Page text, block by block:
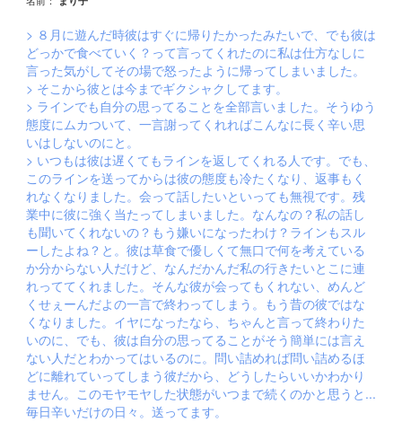
> ８月に遊んだ時彼はすぐに帰りたかったみたいで、でも彼は
どっかで食べていく？って言ってくれたのに私は仕方なしに
言った気がしてその場で怒ったように帰ってしまいました。
> そこから彼とは今までギクシャクしてます。
> ラインでも自分の思ってることを全部言いました。そうゆう
態度にムカついて、一言謝ってくれればこんなに長く辛い思
いはしないのにと。
> いつもは彼は遅くてもラインを返してくれる人です。でも、
このラインを送ってからは彼の態度も冷たくなり、返事もく
れなくなりました。会って話したいといっても無視です。残
業中に彼に強く当たってしまいました。なんなの？私の話し
も聞いてくれないの？もう嫌いになったわけ？ラインもスル
ーしたよね？と。彼は草食で優しくて無口で何を考えている
か分からない人だけど、なんだかんだ私の行きたいとこに連
れっててくれました。そんな彼が会ってもくれない、めんど
くせぇーんだよの一言で終わってしまう。もう昔の彼ではな
くなりました。イヤになったなら、ちゃんと言って終わりた
いのに、でも、彼は自分の思ってることがそう簡単には言え
ない人だとわかってはいるのに。問い詰めれば問い詰めるほ
どに離れていってしまう彼だから、どうしたらいいかわかり
ません。このモヤモヤした状態がいつまで続くのかと思うと...
毎日辛いだけの日々。送ってます。